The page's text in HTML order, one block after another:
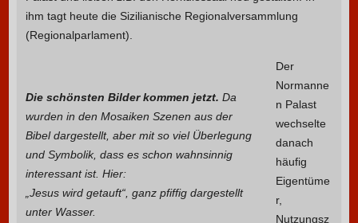
ihm tagt heute die Sizilianische Regionalversammlung
(Regionalparlament).
Die schönsten Bilder kommen jetzt. Da
wurden in den Mosaiken Szenen aus der
Bibel dargestellt, aber mit so viel Überlegung
und Symbolik, dass es schon wahnsinnig
interessant ist. Hier:
„Jesus wird getauft“, ganz pfiffig dargestellt
unter Wasser.
Der
Normanne
n Palast
wechselte
danach
häufig
Eigentüme
r,
Nutzungsz